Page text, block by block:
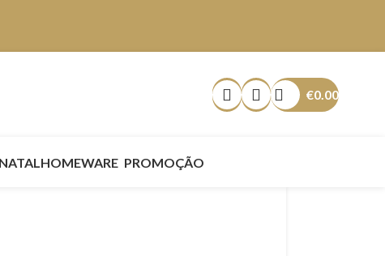
€0.00
HOMEWARE PROMOÇÃO